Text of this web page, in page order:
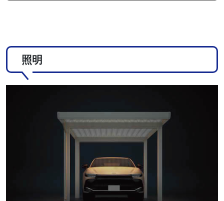
照明